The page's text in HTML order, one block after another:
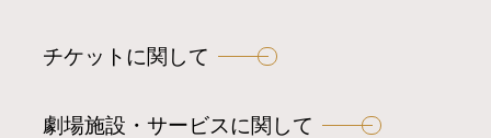
チケットに関して
劇場施設・サービスに関して